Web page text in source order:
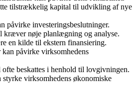
tilstrækkelig kapital til udvikling af nye
påvirke investeringsbeslutninger.
kræver nøje planlægning og analyse.
en kilde til ekstern finansiering.
påvirke virksomhedens
beskattes i henhold til lovgivningen.
virksomhedens økonomiske